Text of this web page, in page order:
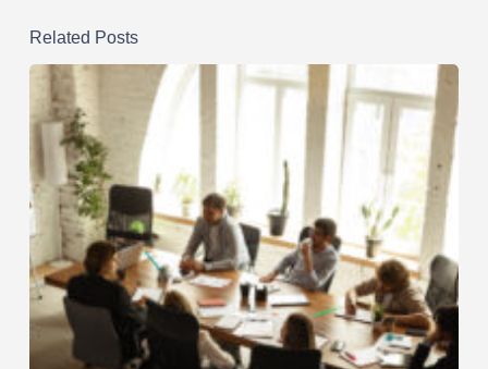
Related Posts